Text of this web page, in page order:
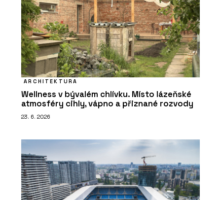
ARCHITEKTURA
Wellness v bývalém chlívku. Místo lázeňské
atmosféry cihly, vápno a přiznané rozvody
23. 6. 2026